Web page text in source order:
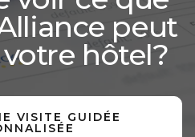
peut
hôtel?
VISITE GUIDÉE